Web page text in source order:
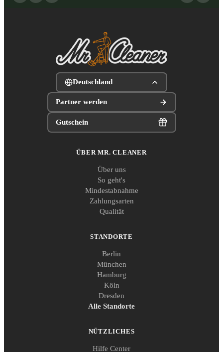
Deutschland
Partner werden
Gutschein
ÜBER MR. CLEANER
Über uns
So geht's
Mindestabnahme
Zahlungsarten
Qualität
STANDORTE
Berlin
München
Hamburg
Köln
Dresden
Alle Standorte
NÜTZLICHES
Hilfe Center